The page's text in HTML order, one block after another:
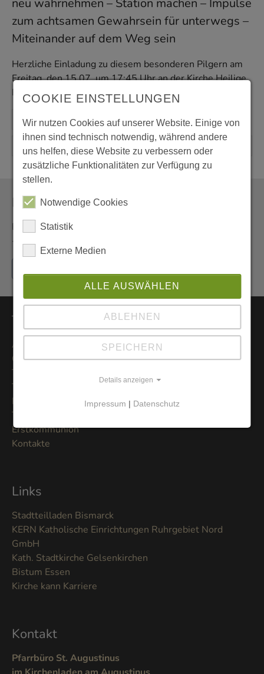
neu wahrnehmen – Station machen – Impulse
zum achtsamen Gewahrsein für unterwegs –
Miteinander auf dem Weg sein
Herzliche Einladung zu diesem besonderen Pilgern am
Freitag, den 15.07. um 17:45 Uhr an der Kirche Heilige
Familie.
Newsletter
Erhalten Sie den Newsletter der Pfarrei aus erster Hand
- und vor allem umweltfreundlich als E-Mail.
Themen
Aktuelles
Gottesdienste
Trauung
Taufpate werden
Pastorale Orte
Taufe
Erstkommunion
Kontakte
Links
Stadtteilladen Bismarck
KERN Katholische Einrichtungen Ruhrgebiet Nord
GmbH
Kath. Stadtkirche Gelsenkirchen
Bistum Essen
Kirche kann Karriere
Kontakt
Pfarrbüro St. Augustinus
COOKIE EINSTELLUNGEN
Wir nutzen Cookies auf unserer Website. Einige von
ihnen sind technisch notwendig, während andere
uns helfen, diese Website zu verbessern oder
zusätzliche Funktionalitäten zur Verfügung zu
stellen.
Notwendige Cookies
Statistik
Externe Medien
ALLE AUSWÄHLEN
ABLEHNEN
SPEICHERN
Details anzeigen
Impressum | Datenschutz